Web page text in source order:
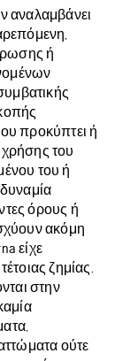
αναλαμβάνει
ή
προκύπτει ή
του
του ή
όρους ή
ακόμη
είχε
ζημίας.
στην
ούτε